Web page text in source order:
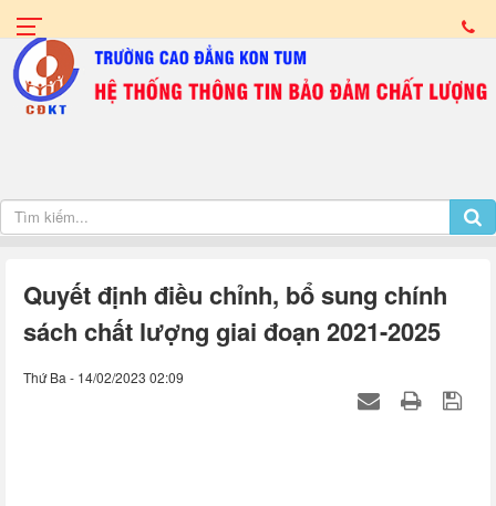
Quyết định điều chỉnh, bổ sung chính
sách chất lượng giai đoạn 2021-2025
Thứ Ba - 14/02/2023 02:09